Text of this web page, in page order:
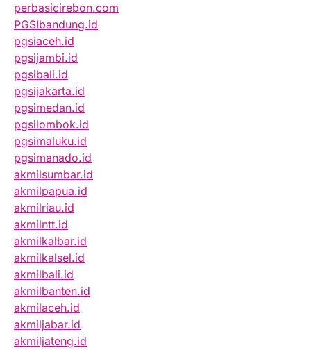
perbasicirebon.com
PGSIbandung.id
pgsiaceh.id
pgsijambi.id
pgsibali.id
pgsijakarta.id
pgsimedan.id
pgsilombok.id
pgsimaluku.id
pgsimanado.id
akmilsumbar.id
akmilpapua.id
akmilriau.id
akmilntt.id
akmilkalbar.id
akmilkalsel.id
akmilbali.id
akmilbanten.id
akmilaceh.id
akmiljabar.id
akmiljateng.id